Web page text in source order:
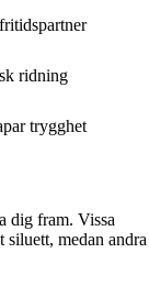
ridning
trygghet
dig fram. Vissa
siluett, medan andra